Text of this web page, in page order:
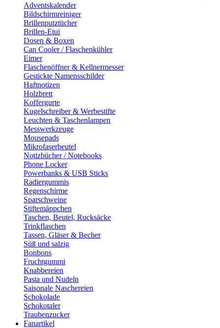
Adventskalender
Bildschirmreiniger
Brillenputztücher
Brillen-Etui
Dosen & Boxen
Can Cooler / Flaschenkühler
Eimer
Flaschenöffner & Kellnermesser
Gestickte Namensschilder
Haftnotizen
Holzbrett
Koffergurte
Kugelschreiber & Werbestifte
Leuchten & Taschenlampen
Messwerkzeuge
Mousepads
Mikrofaserbeutel
Notizbücher / Notebooks
Phone Locker
Powerbanks & USB Sticks
Radiergummis
Regenschirme
Sparschweine
Stiftemäppchen
Taschen, Beutel, Rucksäcke
Trinkflaschen
Tassen, Gläser & Becher
Süß und salzig
Bonbons
Fruchtgummi
Knabbereien
Pasta und Nudeln
Saisonale Naschereien
Schokolade
Schokotaler
Traubenzucker
Fanartikel